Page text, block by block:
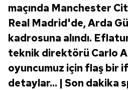
maçında Manchester
Real Madrid'de, Arda
kadrosuna alındı.
teknik direktörü Carlo
oyuncumuz için flaş bir
detaylar... | Son dakika